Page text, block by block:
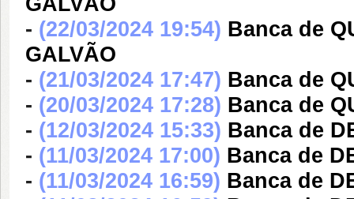
- (22/03/2024 19:54) Banca de
GALVÃO
- (21/03/2024 17:47) Banca de
- (20/03/2024 17:28) Banca de
- (12/03/2024 15:33) Banca de
- (11/03/2024 17:00) Banca de
- (11/03/2024 16:59) Banca de